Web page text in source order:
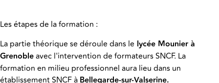
Les étapes de la formation :
La partie théorique se déroule dans le lycée Mounier à
Grenobleavec l'intervention de formateurs SNCF. La
formation en milieu professionnel aura lieu dans un
établissement SNCF à Bellegarde-sur-Valserine.